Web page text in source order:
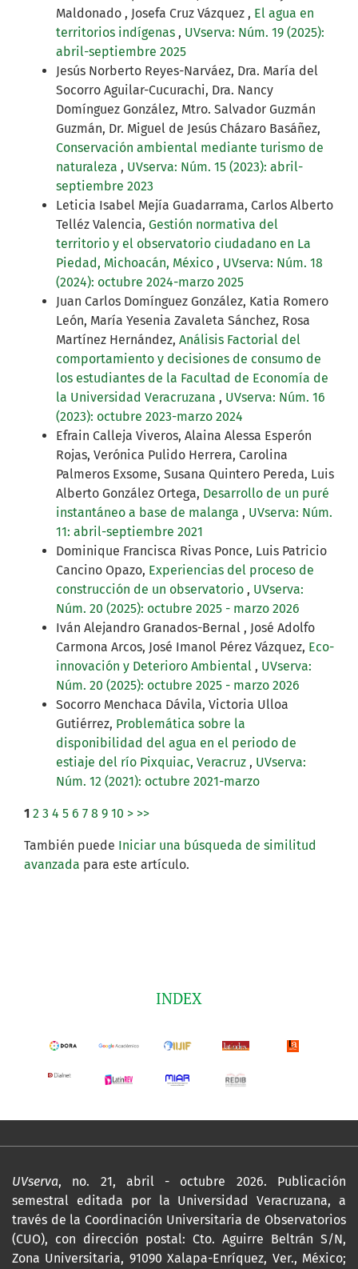
Maldonado , Josefa Cruz Vázquez , El agua en
territorios indígenas , UVserva: Núm. 19 (2025):
abril-septiembre 2025
Jesús Norberto Reyes-Narváez, Dra. María del
Socorro Aguilar-Cucurachi, Dra. Nancy
Domínguez González, Mtro. Salvador Guzmán
Guzmán, Dr. Miguel de Jesús Cházaro Basáñez,
Conservación ambiental mediante turismo de
naturaleza , UVserva: Núm. 15 (2023): abril-
septiembre 2023
Leticia Isabel Mejía Guadarrama, Carlos Alberto
Telléz Valencia, Gestión normativa del
territorio y el observatorio ciudadano en La
Piedad, Michoacán, México , UVserva: Núm. 18
(2024): octubre 2024-marzo 2025
Juan Carlos Domínguez González, Katia Romero
León, María Yesenia Zavaleta Sánchez, Rosa
Martínez Hernández, Análisis Factorial del
comportamiento y decisiones de consumo de
los estudiantes de la Facultad de Economía de
la Universidad Veracruzana , UVserva: Núm. 16
(2023): octubre 2023-marzo 2024
Efrain Calleja Viveros, Alaina Alessa Esperón
Rojas, Verónica Pulido Herrera, Carolina
Palmeros Exsome, Susana Quintero Pereda, Luis
Alberto González Ortega, Desarrollo de un puré
instantáneo a base de malanga , UVserva: Núm.
11: abril-septiembre 2021
Dominique Francisca Rivas Ponce, Luis Patricio
Cancino Opazo, Experiencias del proceso de
construcción de un observatorio , UVserva:
Núm. 20 (2025): octubre 2025 - marzo 2026
Iván Alejandro Granados-Bernal , José Adolfo
Carmona Arcos, José Imanol Pérez Vázquez, Eco-
innovación y Deterioro Ambiental , UVserva:
Núm. 20 (2025): octubre 2025 - marzo 2026
Socorro Menchaca Dávila, Victoria Ulloa
Gutiérrez, Problemática sobre la
disponibilidad del agua en el periodo de
estiaje del río Pixquiac, Veracruz , UVserva:
Núm. 12 (2021): octubre 2021-marzo
1 2 3 4 5 6 7 8 9 10 > >>
También puede Iniciar una búsqueda de similitud
avanzada para este artículo.
INDEX
UVserva, no. 21, abril - octubre 2026. Publicación
semestral editada por la Universidad Veracruzana, a
través de la Coordinación Universitaria de Observatorios
(CUO), con dirección postal: Cto. Aguirre Beltrán S/N,
Zona Universitaria, 91090 Xalapa-Enríquez, Ver., México;